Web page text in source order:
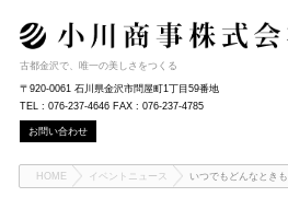
古都金沢で、唯一の美しさをつくる
〒920-0061 石川県金沢市問屋町1丁目59番地
TEL : 076-237-4646 FAX : 076-237-4785
お問い合わせ
HOME イベントニュース いつでもどんなときも